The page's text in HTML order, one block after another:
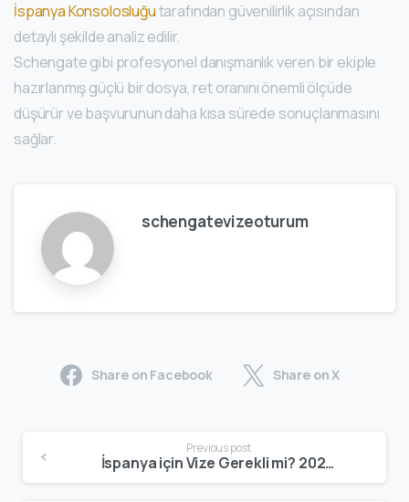
İspanya Konsolosluğutarafından güvenilirlik açısından
detaylı şekilde analiz edilir.
Schengate gibi profesyonel danışmanlık veren bir ekiple
hazırlanmış güçlü bir dosya, ret oranını önemli ölçüde
düşürür ve başvurunun daha kısa sürede sonuçlanmasını
sağlar.
schengatevizeoturum
Share on Facebook Share on X
Previous post
İspanya için Vize Gerekli mi? 2025 Güncel Vize Bilgisi – Schengate